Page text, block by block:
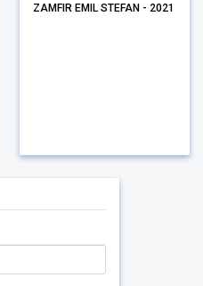
ZAMFIR EMIL STEFAN - 2021